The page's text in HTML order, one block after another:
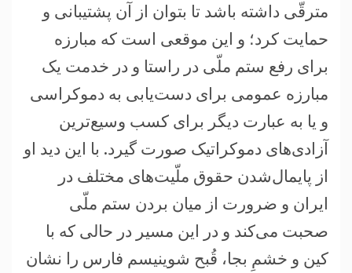
مترقّی داشته باشد تا بتوان از آن پشتیبانی و
حمایت کرد؛ و این موقعی است که مبارزه
برای رفع ستم ملّی در راستا و در خدمت یک
مبارزه عمومی برای دست‌یابی به دموکراسی
و یا به عبارت دیگر برای کسب وسیع‌ترین
آزادی‌های دموکراتیک صورت گیرد. با این دید او
از پایمال‌شدن حقوق ملّیت‌های مختلف در
ایران و ضرورت از میان بردن ستم ملّی
صحبت می‌کند و در این مسیر در حالی که با
کین و خشمِ بجا، قُبح شوینیسم فارس را نشان